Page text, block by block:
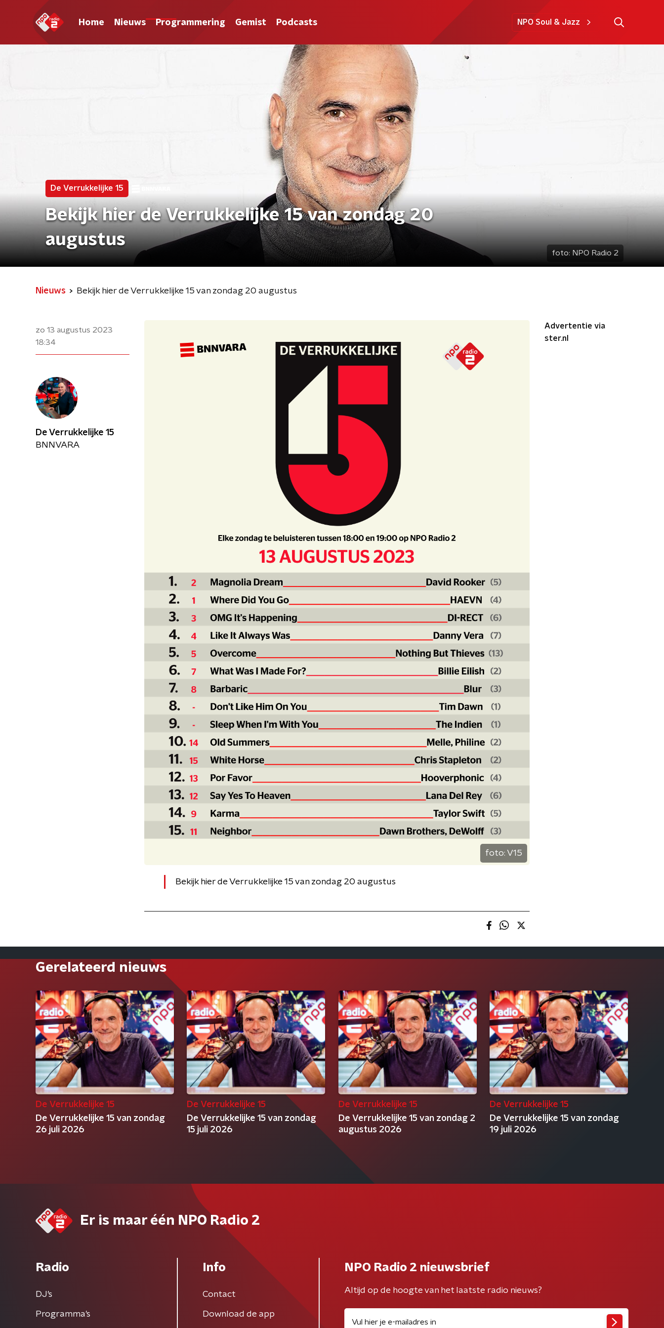
Home Nieuws Programmering Gemist Podcasts NPO Soul & Jazz
De Verrukkelijke 15
Bekijk hier de Verrukkelijke 15 van zondag 20
augustus
foto: NPO Radio 2
Nieuws Bekijk hier de Verrukkelijke 15 van zondag 20 augustus
zo 13 augustus 2023
18:34
foto: V15
Bekijk hier de Verrukkelijke 15 van zondag 20 augustus
Advertentie via
ster.nl
De Verrukkelijke 15
BNNVARA
Gerelateerd nieuws
De Verrukkelijke 15
De Verrukkelijke 15 van zondag
26 juli 2026
De Verrukkelijke 15
De Verrukkelijke 15 van zondag
15 juli 2026
De Verrukkelijke 15
De Verrukkelijke 15 van zondag 2
augustus 2026
De Verrukkelijke 15
De Verrukkelijke 15 van zondag
19 juli 2026
Er is maar één NPO Radio 2
Radio
DJ’s
Programma's
Info
Contact
Download de app
NPO Radio 2 nieuwsbrief
Altijd op de hoogte van het laatste radio nieuws?